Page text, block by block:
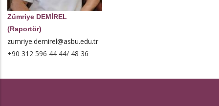
Zümriye DEMİREL
(Raportör)
zumriye.demirel@asbu.edu.tr
+90 312 596 44 44/ 48 36